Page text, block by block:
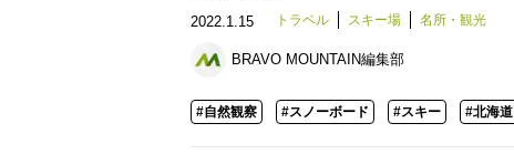
2022.1.15 トラベル スキー場 名所・観光
BRAVO MOUNTAIN編集部
#自然観察 #スノーボード #スキー #北海道